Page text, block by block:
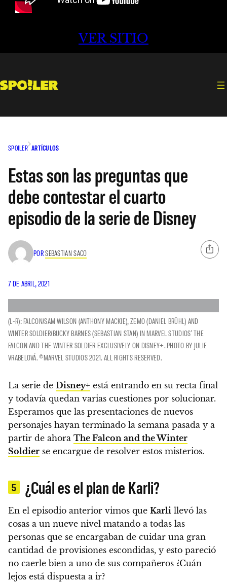
VER SITIO
SPOILER ARTÍCULOS
Estas son las preguntas que
debe contestar el cuarto
episodio de la serie de Disney
PORSEBASTIAN SACO
7 DE ABRIL, 2021
(L-R): FALCON/SAM WILSON (ANTHONY MACKIE), ZEMO (DANIEL BRÜHL) AND
WINTER SOLDIER/BUCKY BARNES (SEBASTIAN STAN) IN MARVEL STUDIOS' THE
FALCON AND THE WINTER SOLDIER EXCLUSIVELY ON DISNEY+. PHOTO BY JULIE
VRABELOVÁ. ©MARVEL STUDIOS 2021. ALL RIGHTS RESERVED.
La serie de Disney+ está entrando en su recta final
y todavía quedan varias cuestiones por solucionar.
Esperamos que las presentaciones de nuevos
personajes hayan terminado la semana pasada y a
partir de ahora The Falcon and the Winter
Soldier se encargue de resolver estos misterios.
5 ¿Cuál es el plan de Karli?
En el episodio anterior vimos que Karli llevó las
cosas a un nueve nivel matando a todas las
personas que se encargaban de cuidar una gran
cantidad de provisiones escondidas, y esto pareció
no caerle bien a uno de sus compañeros ¿Cuán
lejos está dispuesta a ir?